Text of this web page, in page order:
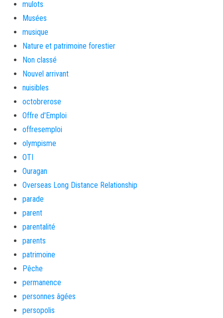
mulots
Musées
musique
Nature et patrimoine forestier
Non classé
Nouvel arrivant
nuisibles
octobrerose
Offre d'Emploi
offresemploi
olympisme
OTI
Ouragan
Overseas Long Distance Relationship
parade
parent
parentalité
parents
patrimoine
Pêche
permanence
personnes âgées
persopolis